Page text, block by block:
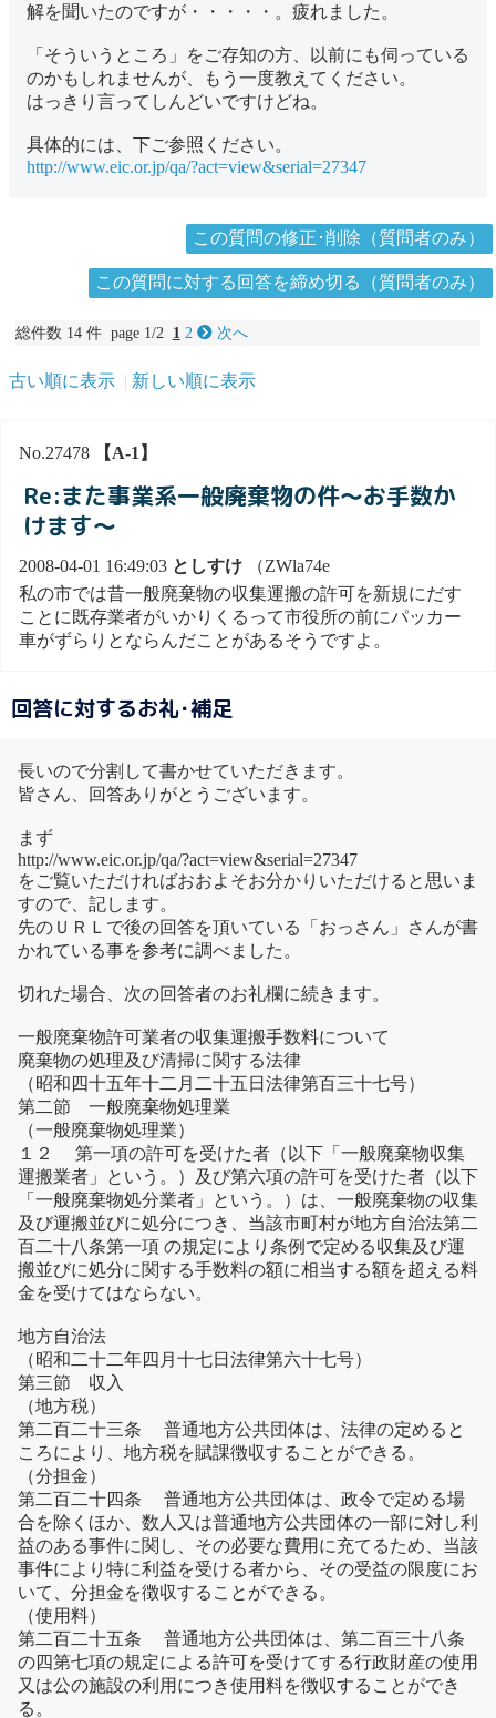
解を聞いたのですが・・・・・。疲れました。
「そういうところ」をご存知の方、以前にも伺っている
のかもしれませんが、もう一度教えてください。
はっきり言ってしんどいですけどね。
具体的には、下ご参照ください。
http://www.eic.or.jp/qa/?act=view&serial=27347
この質問の修正･削除（質問者のみ）
この質問に対する回答を締め切る（質問者のみ）
総件数 14 件 page 1/2 1 2 次へ
古い順に表示 新しい順に表示
No.27478 【A-1】
Re:また事業系一般廃棄物の件～お手数か
けます～
2008-04-01 16:49:03 としすけ （ZWla74e
私の市では昔一般廃棄物の収集運搬の許可を新規にだす
ことに既存業者がいかりくるって市役所の前にパッカー
車がずらりとならんだことがあるそうですよ。
回答に対するお礼･補足
長いので分割して書かせていただきます。
皆さん、回答ありがとうございます。
まず
http://www.eic.or.jp/qa/?act=view&serial=27347
をご覧いただければおおよそお分かりいただけると思いま
すので、記します。
先のＵＲＬで後の回答を頂いている「おっさん」さんが書
かれている事を参考に調べました。
切れた場合、次の回答者のお礼欄に続きます。
一般廃棄物許可業者の収集運搬手数料について
廃棄物の処理及び清掃に関する法律
（昭和四十五年十二月二十五日法律第百三十七号）
第二節 一般廃棄物処理業
（一般廃棄物処理業）
１２ 第一項の許可を受けた者（以下「一般廃棄物収集
運搬業者」という。）及び第六項の許可を受けた者（以下
「一般廃棄物処分業者」という。）は、一般廃棄物の収集
及び運搬並びに処分につき、当該市町村が地方自治法第二
百二十八条第一項 の規定により条例で定める収集及び運
搬並びに処分に関する手数料の額に相当する額を超える料
金を受けてはならない。
地方自治法
（昭和二十二年四月十七日法律第六十七号）
第三節 収入
（地方税）
第二百二十三条 普通地方公共団体は、法律の定めると
ころにより、地方税を賦課徴収することができる。
（分担金）
第二百二十四条 普通地方公共団体は、政令で定める場
合を除くほか、数人又は普通地方公共団体の一部に対し利
益のある事件に関し、その必要な費用に充てるため、当該
事件により特に利益を受ける者から、その受益の限度にお
いて、分担金を徴収することができる。
（使用料）
第二百二十五条 普通地方公共団体は、第二百三十八条
の四第七項の規定による許可を受けてする行政財産の使用
又は公の施設の利用につき使用料を徴収することができ
る。